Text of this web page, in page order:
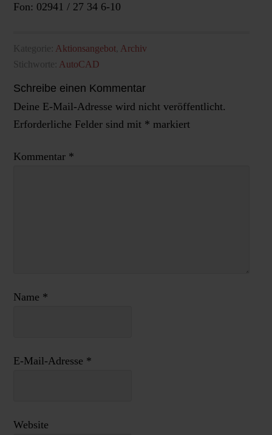
Fon: 02941 / 27 34 6-10
Kategorie: Aktionsangebot, Archiv
Stichworte: AutoCAD
Schreibe einen Kommentar
Deine E-Mail-Adresse wird nicht veröffentlicht.
Erforderliche Felder sind mit * markiert
Kommentar *
Name *
E-Mail-Adresse *
Website